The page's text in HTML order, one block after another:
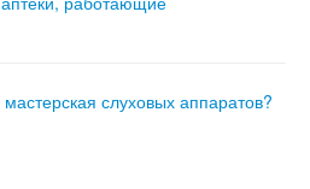
слуховых аппаратов?